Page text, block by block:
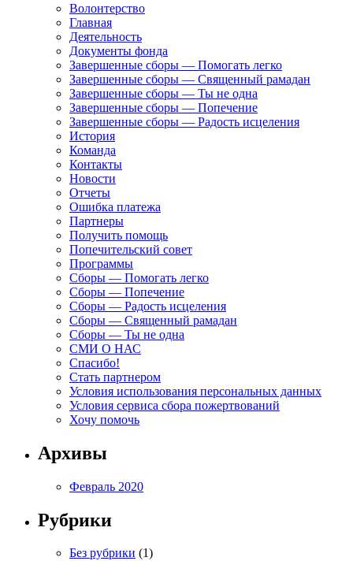
Волонтерство
Главная
Деятельность
Документы фонда
Завершенные сборы — Помогать легко
Завершенные сборы — Священный рамадан
Завершенные сборы — Ты не одна
Завершенные сборы — Попечение
Завершенные сборы — Радость исцеления
История
Команда
Контакты
Новости
Отчеты
Ошибка платежа
Партнеры
Получить помощь
Попечительский совет
Программы
Сборы — Помогать легко
Сборы — Попечение
Сборы — Радость исцеления
Сборы — Священный рамадан
Сборы — Ты не одна
СМИ О НАС
Спасибо!
Стать партнером
Условия использования персональных данных
Условия сервиса сбора пожертвований
Хочу помочь
Архивы
Февраль 2020
Рубрики
Без рубрики (1)